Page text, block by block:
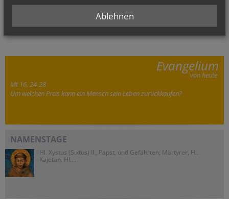
Evangelium
von heute
Mt 16, 24-28
Um welchen Preis kann ein Mensch sein Leben zurückkaufen?
NAMENSTAGE
Hl. Xystus (Sixtus) II., Papst, und Gefährten; Märtyrer, Hl.
Kajetan, Hl....
Ablehnen